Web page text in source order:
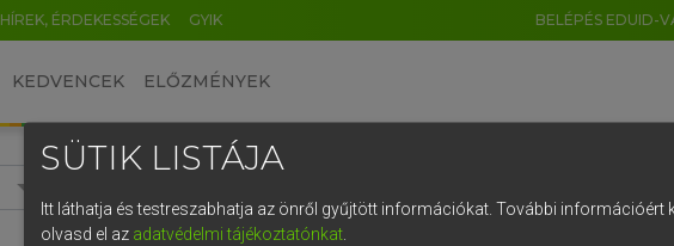
HÍREK, ÉRDEKESSÉGEK GYIK BELÉPÉS EDUID-
KEDVENCEK ELŐZMÉNYEK
SÜTIK LISTÁJA
Itt láthatja és testreszabhatja az önről gyűjtött információkat. További információért
olvasd el az adatvédelmi tájékoztatónkat.
EN HU DE CN FR ES IT NL